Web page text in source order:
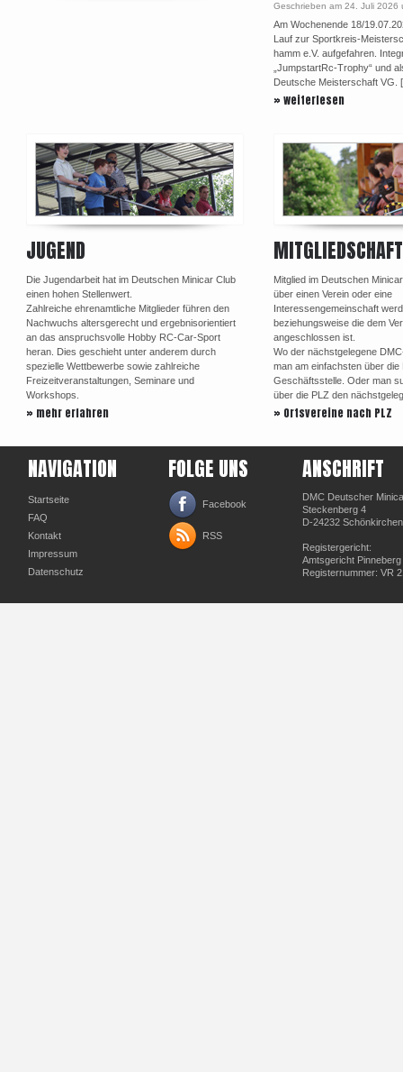
Geschrieben am 24. Juli 2026
Am Wochenende 18/
Lauf zur Sportkreis-
hamm e.V. aufgefahren.
„JumpstartRc-Trophy“ und
Deutsche Meisterschaft
» weiterlesen
JUGEND
Die Jugendarbeit hat im Deutschen Minicar Club
einen hohen Stellenwert.
Zahlreiche ehrenamtliche Mitglieder führen den
Nachwuchs altersgerecht und ergebnisorientiert
an das anspruchsvolle Hobby RC-Car-Sport
heran. Dies geschieht unter anderem durch
spezielle Wettbewerbe sowie zahlreiche
Freizeitveranstaltungen, Seminare und
Workshops.
» mehr erfahren
MITGLIEDSCHAFT
Mitglied im Deutschen
über einen Verein oder eine
Interessengemeinschaft
beziehungsweise die dem
angeschlossen ist.
Wo der nächstgelegene
man am einfachsten über die
Geschäftsstelle. Oder man
über die PLZ den
» Ortsvereine nach PLZ
NAVIGATION
Startseite
FAQ
Kontakt
Impressum
Datenschutz
FOLGE UNS
Facebook
RSS
ANSCHRIFT
DMC Deutscher
Steckenberg 4
D-24232 Schönkirchen
Registergericht:
Amtsgericht Pinneberg
Registernummer: VR